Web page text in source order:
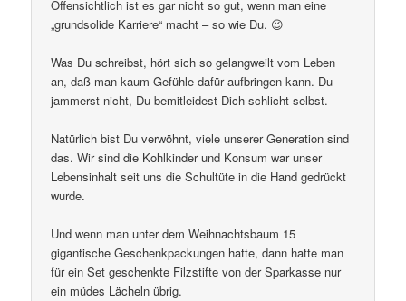
Offensichtlich ist es gar nicht so gut, wenn man eine
„grundsolide Karriere“ macht – so wie Du. 😉
Was Du schreibst, hört sich so gelangweilt vom Leben
an, daß man kaum Gefühle dafür aufbringen kann. Du
jammerst nicht, Du bemitleidest Dich schlicht selbst.
Natürlich bist Du verwöhnt, viele unserer Generation sind
das. Wir sind die Kohlkinder und Konsum war unser
Lebensinhalt seit uns die Schultüte in die Hand gedrückt
wurde.
Und wenn man unter dem Weihnachtsbaum 15
gigantische Geschenkpackungen hatte, dann hatte man
für ein Set geschenkte Filzstifte von der Sparkasse nur
ein müdes Lächeln übrig.